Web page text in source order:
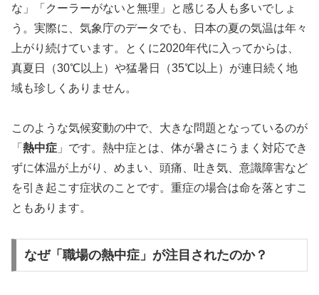
な」「クーラーがないと無理」と感じる人も多いでしょ
う。実際に、気象庁のデータでも、日本の夏の気温は年々
上がり続けています。とくに2020年代に入ってからは、
真夏日（30℃以上）や猛暑日（35℃以上）が連日続く地
域も珍しくありません。
このような気候変動の中で、大きな問題となっているのが
「 熱中症 」です。熱中症とは、体が暑さにうまく対応でき
ずに体温が上がり、めまい、頭痛、吐き気、意識障害など
を引き起こす症状のことです。重症の場合は命を落とすこ
ともあります。
なぜ「職場の熱中症」が注目されたのか？